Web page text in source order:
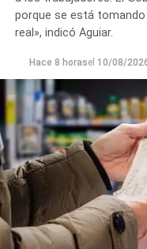
Cultura, Educación,
presentación de
de las maquinarias de
Residuos Nº I y II.
ORDIA 07 XXXVII 11-08-26
porque se está tomando
real», indicó Aguiar.
Hace 8 horasel 10/08/